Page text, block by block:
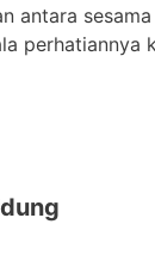
antara
perhatiannya